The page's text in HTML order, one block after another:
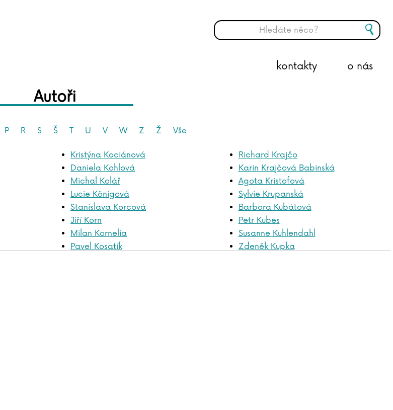
o nás
kontakty
Autoři
P R S Š T U V W Z Ž Vše
Kristýna Kociánová
Daniela Kohlová
Michal Kolář
Lucie Königová
Stanislava Korcová
Jiří Korn
Milan Kornelia
Pavel Kosatík
Richard Krajčo
Karin Krajčová Babinská
Agota Kristofová
Sylvie Krupanská
Barbora Kubátová
Petr Kubes
Susanne Kuhlendahl
Zdeněk Kupka